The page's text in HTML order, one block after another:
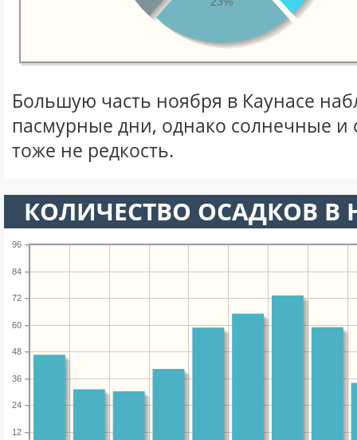
Большую часть ноября в Каунасе
пасмурные дни, однако солнечные
тоже не редкость.
КОЛИЧЕСТВО ОСАДКОВ В
12
24
36
48
60
72
84
96